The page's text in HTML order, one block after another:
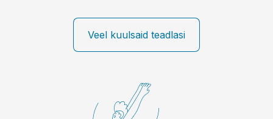
Veel kuulsaid teadlasi